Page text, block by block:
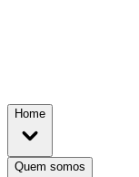
Home
Quem somos